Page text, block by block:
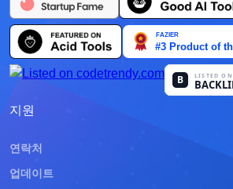
지원
연락처
업데이트
한국어
Deutsch